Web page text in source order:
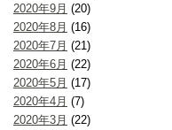
2020年9月 (20)
2020年8月 (16)
2020年7月 (21)
2020年6月 (22)
2020年5月 (17)
2020年4月 (7)
2020年3月 (22)